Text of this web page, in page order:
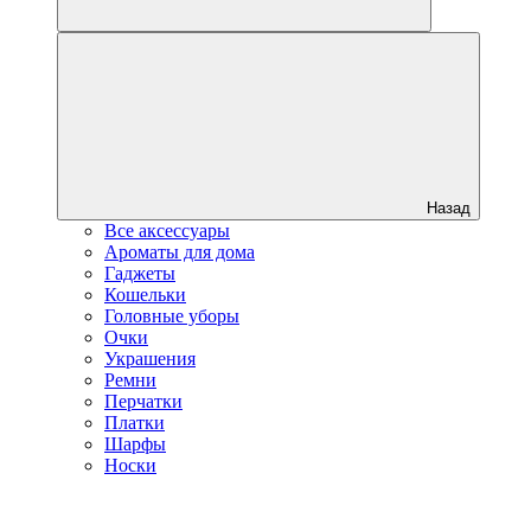
Назад
Все аксессуары
Ароматы для дома
Гаджеты
Кошельки
Головные уборы
Очки
Украшения
Ремни
Перчатки
Платки
Шарфы
Носки